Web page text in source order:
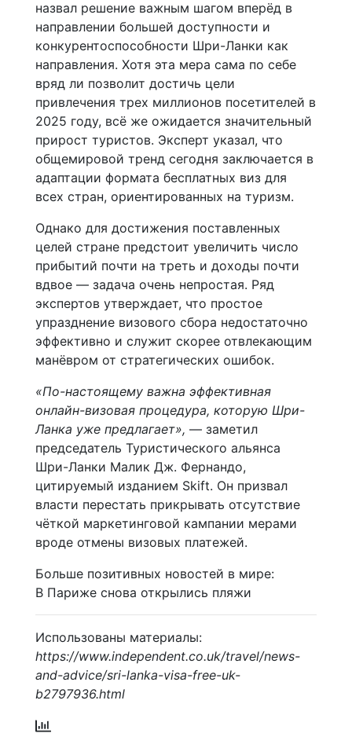
назвал решение важным шагом вперёд в
направлении большей доступности и
конкурентоспособности Шри-Ланки как
направления. Хотя эта мера сама по себе
вряд ли позволит достичь цели
привлечения трех миллионов посетителей в
2025 году, всё же ожидается значительный
прирост туристов. Эксперт указал, что
общемировой тренд сегодня заключается в
адаптации формата бесплатных виз для
всех стран, ориентированных на туризм.
Однако для достижения поставленных
целей стране предстоит увеличить число
прибытий почти на треть и доходы почти
вдвое — задача очень непростая. Ряд
экспертов утверждает, что простое
упразднение визового сбора недостаточно
эффективно и служит скорее отвлекающим
манёвром от стратегических ошибок.
«По-настоящему важна эффективная
онлайн-визовая процедура, которую Шри-
Ланка уже предлагает», — заметил
председатель Туристического альянса
Шри-Ланки Малик Дж. Фернандо,
цитируемый изданием Skift. Он призвал
власти перестать прикрывать отсутствие
чёткой маркетинговой кампании мерами
вроде отмены визовых платежей.
Больше позитивных новостей в мире:
В Париже снова открылись пляжи
Использованы материалы:
https://www.independent.co.uk/travel/news-
and-advice/sri-lanka-visa-free-uk-
b2797936.html